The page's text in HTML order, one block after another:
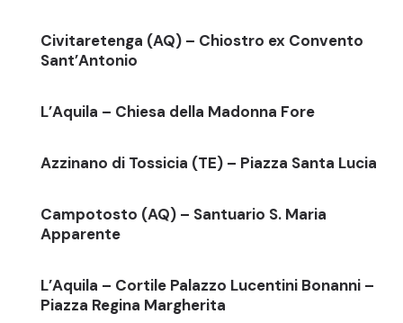
Civitaretenga (AQ) – Chiostro ex Convento
Sant’Antonio
L’Aquila – Chiesa della Madonna Fore
Azzinano di Tossicia (TE) – Piazza Santa Lucia
Campotosto (AQ) – Santuario S. Maria
Apparente
L’Aquila – Cortile Palazzo Lucentini Bonanni –
Piazza Regina Margherita